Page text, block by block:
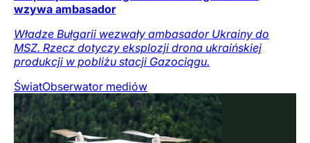
wzywa ambasador
Władze Bułgarii wezwały ambasador Ukrainy do
MSZ. Rzecz dotyczy eksplozji drona ukraińskiej
produkcji w pobliżu stacji Gazociągu.
ŚwiatObserwator mediów